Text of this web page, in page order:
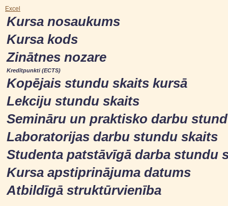
Excel
Kursa nosaukums
Kursa kods
Zinātnes nozare
Kredītpunkti (ECTS)
Kopējais stundu skaits kursā
Lekciju stundu skaits
Semināru un praktisko darbu
Laboratorijas darbu stundu skaits
Studenta patstāvīgā darba stundu
Kursa apstiprinājuma datums
Atbildīgā struktūrvienība